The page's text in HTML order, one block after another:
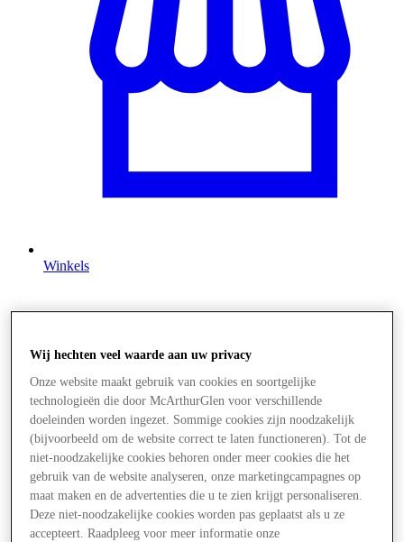
Winkels
Wij hechten veel waarde aan uw privacy
Onze website maakt gebruik van cookies en soortgelijke
technologieën die door McArthurGlen voor verschillende
doeleinden worden ingezet. Sommige cookies zijn noodzakelijk
(bijvoorbeeld om de website correct te laten functioneren). Tot de
niet-noodzakelijke cookies behoren onder meer cookies die het
gebruik van de website analyseren, onze marketingcampagnes op
maat maken en de advertenties die u te zien krijgt personaliseren.
Deze niet-noodzakelijke cookies worden pas geplaatst als u ze
accepteert. Raadpleeg voor meer informatie onze